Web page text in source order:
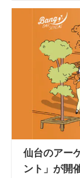
仙台のアー
ント」が開